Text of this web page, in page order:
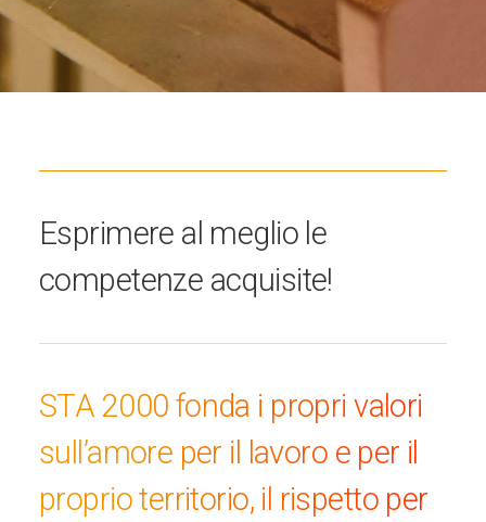
Esprimere al meglio le
competenze acquisite!
STA 2000 fonda i propri valori
sull’amore per il lavoro e per il
proprio territorio, il rispetto per